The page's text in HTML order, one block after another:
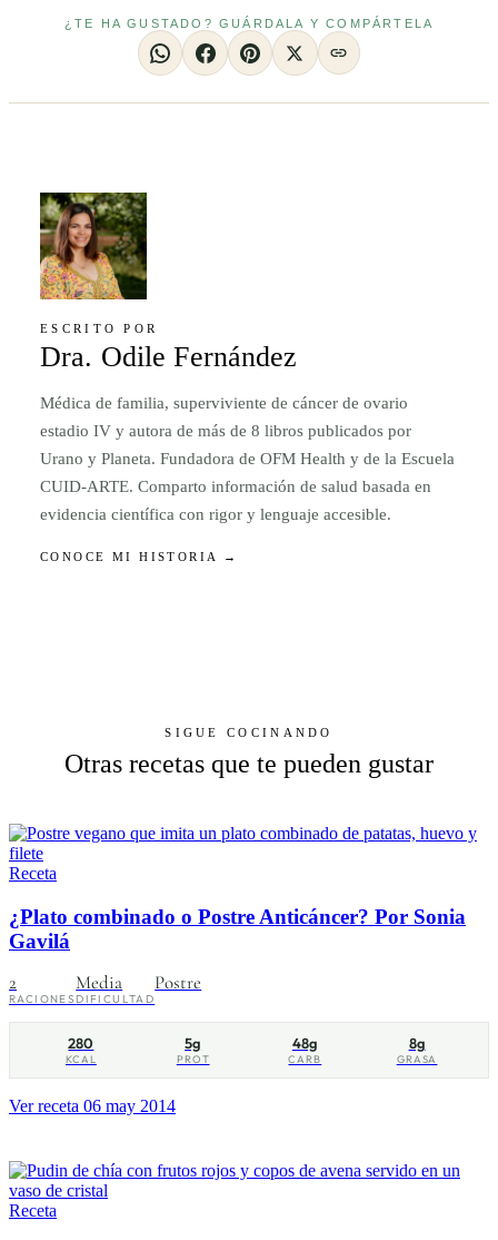
¿TE HA GUSTADO? GUÁRDALA Y COMPÁRTELA
ESCRITO POR
Dra. Odile Fernández
Médica de familia, superviviente de cáncer de ovario
estadio IV y autora de más de 8 libros publicados por
Urano y Planeta. Fundadora de OFM Health y de la Escuela
CUID-ARTE. Comparto información de salud basada en
evidencia científica con rigor y lenguaje accesible.
CONOCE MI HISTORIA →
SIGUE COCINANDO
Otras recetas que te pueden gustar
Receta
¿Plato combinado o Postre Anticáncer? Por Sonia
Gavilá
2
RACIONES
Media
DIFICULTAD
Postre
280
KCAL
5g
PROT
48g
CARB
8g
GRASA
Ver receta 06 may 2014
Receta